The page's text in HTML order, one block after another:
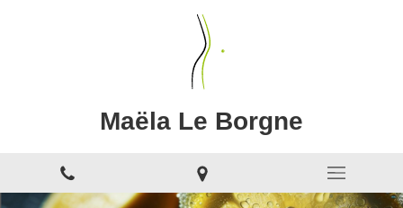
Maëla Le Borgne